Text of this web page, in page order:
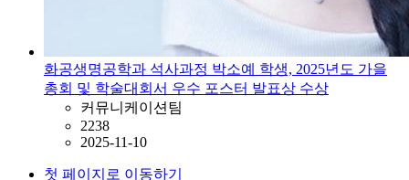
화공생명공학과 석사과정 박소예 학생, 2025년도 가을
총회 및 학술대회서 우수 포스터 발표상 수상
커뮤니케이션팀
2238
2025-11-10
첫 페이지로 이동하기